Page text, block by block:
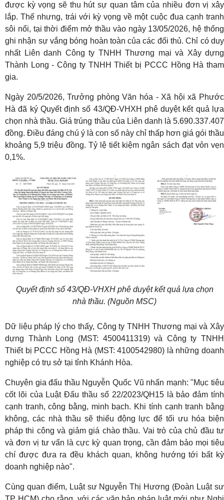
được kỳ vọng sẽ thu hút sự quan tâm của nhiều đơn vị xây
lắp. Thế nhưng, trái với kỳ vọng về một cuộc đua cạnh tranh
sôi nổi, tại thời điểm mở thầu vào ngày 13/05/2026, hệ thống
ghi nhận sự vắng bóng hoàn toàn của các đối thủ. Chỉ có duy
nhất Liên danh Công ty TNHH Thương mại và Xây dựng
Thành Long - Công ty TNHH Thiết bị PCCC Hồng Hà tham
gia.
Ngày 20/5/2026, Trưởng phòng Văn hóa - Xã hội xã Phước
Hà đã ký Quyết định số 43/QĐ-VHXH phê duyệt kết quả lựa
chọn nhà thầu. Giá trúng thầu của Liên danh là 5.690.337.407
đồng. Điều đáng chú ý là con số này chỉ thấp hơn giá gói thầu
khoảng 5,9 triệu đồng. Tỷ lệ tiết kiệm ngân sách đạt vỏn vẹn
0,1%.
Quyết định số 43/QĐ-VHXH phê duyệt kết quả lựa chọn
nhà thầu. (Nguồn MSC)
Dữ liệu pháp lý cho thấy, Công ty TNHH Thương mại và Xây
dựng Thành Long (MST: 4500411319) và Công ty TNHH
Thiết bị PCCC Hồng Hà (MST: 4100542980) là những doanh
nghiệp có trụ sở tại tỉnh Khánh Hòa.
Chuyên gia đấu thầu Nguyễn Quốc Vũ nhấn mạnh: "Mục tiêu
cốt lõi của Luật Đấu thầu số 22/2023/QH15 là bảo đảm tính
cạnh tranh, công bằng, minh bạch. Khi tính cạnh tranh bằng
không, các nhà thầu sẽ thiếu động lực để tối ưu hóa biện
pháp thi công và giảm giá chào thầu. Vai trò của chủ đầu tư
và đơn vị tư vấn là cực kỳ quan trọng, cần đảm bảo mọi tiêu
chí được đưa ra đều khách quan, không hướng tới bất kỳ
doanh nghiệp nào".
Cùng quan điểm, Luật sư Nguyễn Thị Hương (Đoàn Luật sư